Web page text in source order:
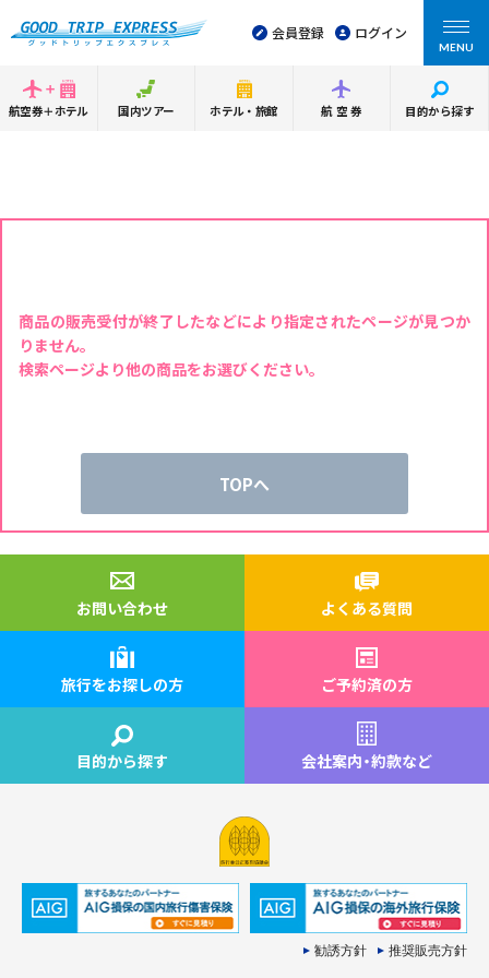
会員登録 ログイン
MENU
航空券＋ホテル 国内ツアー ホテル・旅館 航空券 目的から探す
商品の販売受付が終了したなどにより指定されたページが見つか
りません。
検索ページより他の商品をお選びください。
お問い合わせ よくある質問
旅行をお探しの方 ご予約済の方
目的から探す 会社案内・約款など
勧誘方針 推奨販売方針